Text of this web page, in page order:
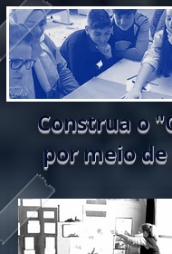
Construa o
por meio de